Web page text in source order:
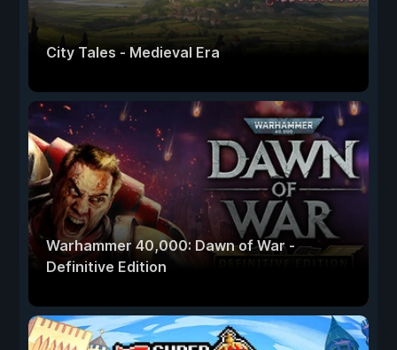
City Tales - Medieval Era
Warhammer 40,000: Dawn of War -
Definitive Edition